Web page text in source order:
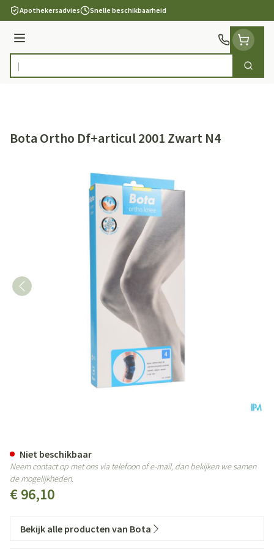
Ga naar de inhoud
Apothekersadvies Snelle beschikbaarheid
Menu
Product, merk, categorie... Zoek
Bota Ortho Df+articul 2001 Zwart N4
€ 96,10
Niet beschikbaar
Neem contact op met ons via telefoon of e-mail, dan bekijken we samen
de mogelijkheden.
Bekijk alle producten van Bota